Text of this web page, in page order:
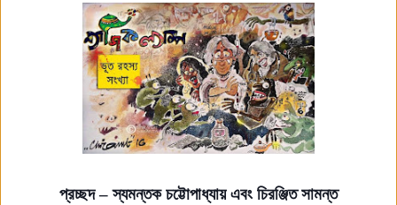
প্রচ্ছদ – স্যমন্তক চট্টোপাধ্যায় এবং চিরঞ্জিত সামন্ত